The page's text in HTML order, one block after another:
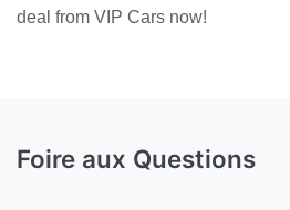
deal from VIP Cars now!
Foire aux Questions